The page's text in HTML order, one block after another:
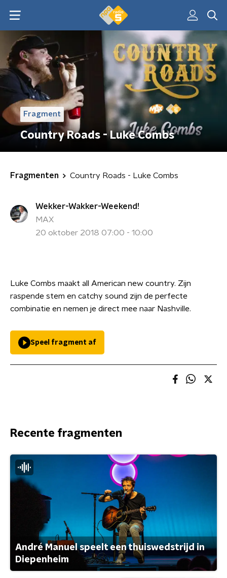
Fragment
Country Roads - Luke Combs
Fragmenten Country Roads - Luke Combs
Wekker-Wakker-Weekend!
MAX
20 oktober 2018 07:00 - 10:00
Luke Combs maakt all American new country. Zijn
raspende stem en catchy sound zijn de perfecte
combinatie en nemen je direct mee naar Nashville.
Speel fragment af
Recente fragmenten
André Manuel speelt een thuiswedstrijd in
Diepenheim